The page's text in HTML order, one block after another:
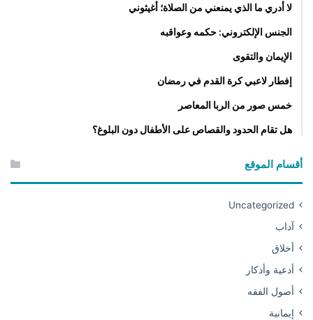
لا أدري ما الذي يمنعني من الصلاة؛ أغيثوني
الجنس الإلكتروني: حكمه وعواقبه
الإيمان والتقوى
إفطار لاعبي كرة القدم في رمضان
خمس صور من الربا المعاصر
هل تقام الحدود والقصاص على الأطفال دون البلوغ؟
أقسام الموقع
Uncategorized
آداب
أخلاق
أدعية وأذكار
أصول الفقه
إيمانية